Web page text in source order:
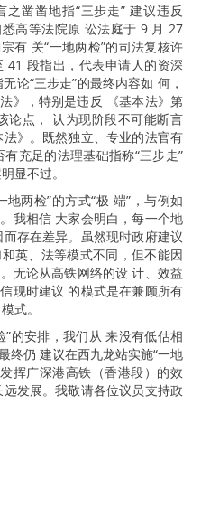
凿凿地指“三步走” 建议违反
悉高等法院原 讼法庭于 9 月 27
有 关“一地两检”的司法复核许
41 段指出，代表申请人的资深
论“三步走”的最终内容如 何，
》，特别是违反 《基本法》第
论点， 认为现阶段不可能断言
》。既然独立、专业的法官有
充足的法理基础指称“三步走”
显不过。
两检”的方式“极 端”，与例如
我相信 大家会明白，每一个地
存在差异。虽然现时政府建议
英、法等模式不同，但不能因
无论从高铁网络的设 计、效益
现时建议 的模式是在兼顾所有
式。
”的安排，我们从 来没有低估相
终仍 建议在西九龙站实施“一地
挥广深港高铁（香港段）的效
发展。我敬请各位议员支持政